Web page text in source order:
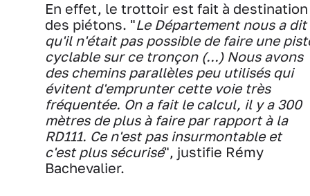
En effet, le trottoir est fait à destination
des piétons. "Le Département nous a dit
qu'il n'était pas possible de faire une
cyclable sur ce tronçon (...) Nous avons
des chemins parallèles peu utilisés qui
évitent d'emprunter cette voie très
fréquentée. On a fait le calcul, il y a 300
mètres de plus à faire par rapport à la
RD111. Ce n'est pas insurmontable et
c'est plus sécurisé", justifie Rémy
Bachevalier.